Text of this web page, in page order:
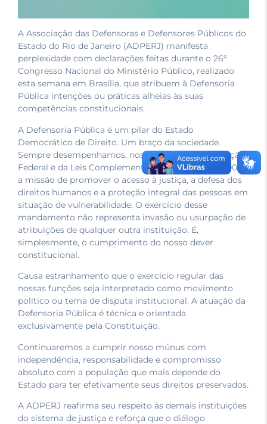
A Associação das Defensoras e Defensores Públicos do
Estado do Rio de Janeiro (ADPERJ) manifesta
perplexidade com declarações feitas durante o 26º
Congresso Nacional do Ministério Público, realizado
esta semana em Brasília, que atribuem à Defensoria
Pública intenções ou práticas alheias às suas
competências constitucionais.
A Defensoria Pública é um pilar do Estado
Democrático de Direito. Um braço da sociedade.
Sempre desempenhamos, nos termos da Constituição
Federal e da Leis Complementares 80/1994 e 132/2009,
a missão de promover o acesso à justiça, a defesa dos
direitos humanos e a proteção integral das pessoas em
situação de vulnerabilidade. O exercício desse
mandamento não representa invasão ou usurpação de
atribuições de qualquer outra instituição. É,
simplesmente, o cumprimento do nosso dever
constitucional.
Causa estranhamento que o exercício regular das
nossas funções seja interpretado como movimento
político ou tema de disputa institucional. A atuação da
Defensoria Pública é técnica e orientada
exclusivamente pela Constituição.
Continuaremos a cumprir nosso múnus com
independência, responsabilidade e compromisso
absoluto com a população que mais depende do
Estado para ter efetivamente seus direitos preservados.
A ADPERJ reafirma seu respeito às demais instituições
do sistema de justiça e reforça que o diálogo